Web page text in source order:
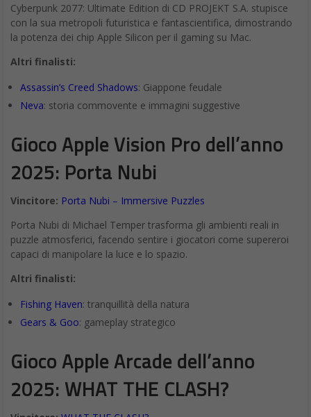
Cyberpunk 2077: Ultimate Edition di CD PROJEKT S.A. stupisce
con la sua metropoli futuristica e fantascientifica, dimostrando
la potenza dei chip Apple Silicon per il gaming su Mac.
Altri finalisti:
Assassin’s Creed Shadows: Giappone feudale
Neva: storia commovente e immagini suggestive
Gioco Apple Vision Pro dell’anno
2025: Porta Nubi
Vincitore: Porta Nubi – Immersive Puzzles
Porta Nubi di Michael Temper trasforma gli ambienti reali in
puzzle atmosferici, facendo sentire i giocatori come supereroi
capaci di manipolare la luce e lo spazio.
Altri finalisti:
Fishing Haven: tranquillità della natura
Gears & Goo: gameplay strategico
Gioco Apple Arcade dell’anno
2025: WHAT THE CLASH?